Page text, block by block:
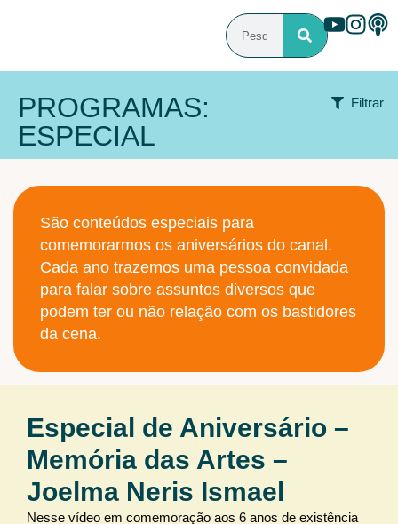
PROGRAMAS:
ESPECIAL
Filtrar
Alterar ordem
selecionar
ÁREA DE ATUAÇÃO
Audiovisual Cenografia
Iluminação
Iluminação Arquitetural
Sonoplastia
São conteúdos especiais para
comemorarmos os aniversários do canal.
Cada ano trazemos uma pessoa convidada
para falar sobre assuntos diversos que
podem ter ou não relação com os bastidores
da cena.
Especial de Aniversário –
Memória das Artes –
Joelma Neris Ismael
Nesse vídeo em comemoração aos 6 anos de existência